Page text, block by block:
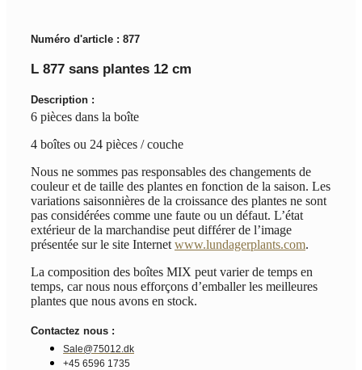
Numéro d'article : 877
L 877 sans plantes 12 cm
Description :
6 pièces dans la boîte
4 boîtes ou 24 pièces / couche
Nous ne sommes pas responsables des changements de
couleur et de taille des plantes en fonction de la saison. Les
variations saisonnières de la croissance des plantes ne sont
pas considérées comme une faute ou un défaut. L’état
extérieur de la marchandise peut différer de l’image
présentée sur le site Internet www.lundagerplants.com.
La composition des boîtes MIX peut varier de temps en
temps, car nous nous efforçons d’emballer les meilleures
plantes que nous avons en stock.
Contactez nous :
Sale@75012.dk
+45 6596 1735